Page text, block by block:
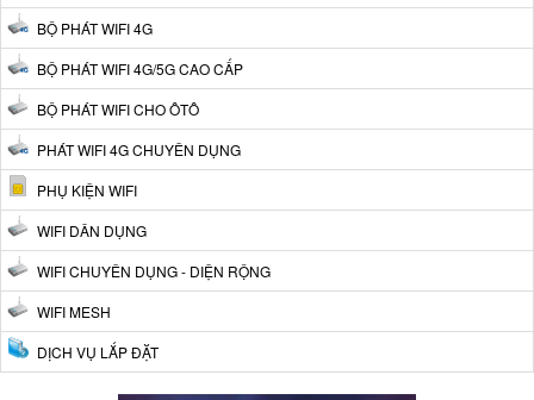
BỘ PHÁT WIFI 4G
BỘ PHÁT WIFI 4G/5G CAO CẤP
BỘ PHÁT WIFI CHO ÔTÔ
PHÁT WIFI 4G CHUYÊN DỤNG
PHỤ KIỆN WIFI
WIFI DÂN DỤNG
WIFI CHUYÊN DỤNG - DIỆN RỘNG
WIFI MESH
DỊCH VỤ LẮP ĐẶT